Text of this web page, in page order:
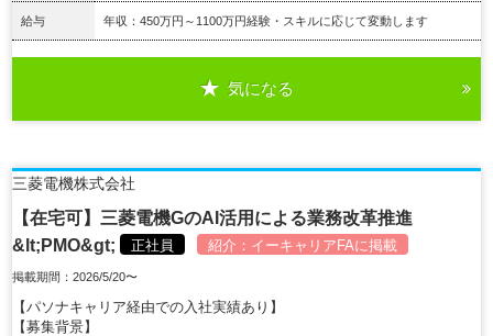
給与 年収：450万円～1100万円経験・スキルに応じて変動します
気になる
三菱電機株式会社
【在宅可】三菱電機GのAI活用による業務改革推進
&lt;PMO&gt;
正社員 紹介： イーキャリアFAに掲載
掲載期間：2026/5/20〜
【パソナキャリア経由での入社実績あり】
【募集背景】